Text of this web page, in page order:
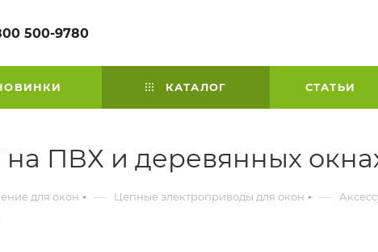
500-9780
КАТАЛОГ СТАТЬИ
ПВХ и деревянных
для окон — Цепные электроприводы для окон —